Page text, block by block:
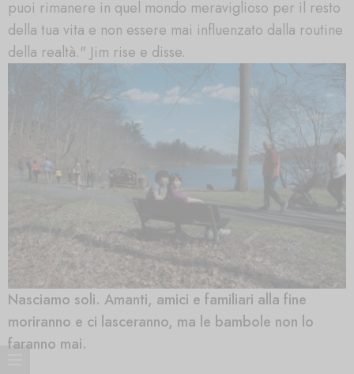
puoi rimanere in quel mondo meraviglioso per il resto
della tua vita e non essere mai influenzato dalla routine
della realtà." Jim rise e disse.
Nasciamo soli. Amanti, amici e familiari alla fine
moriranno e ci lasceranno, ma le bambole non lo
faranno mai.